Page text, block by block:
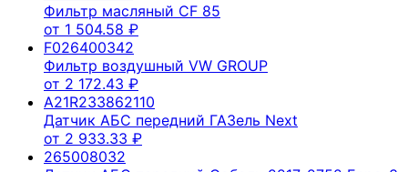
Фильтр масляный CF 85
от 1 504.58 ₽
F026400342
Фильтр воздушный VW GROUP
от 2 172.43 ₽
A21R233862110
Датчик АБС передний ГАЗель Next
от 2 933.33 ₽
265008032